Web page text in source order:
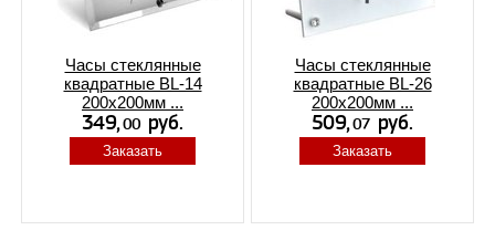
Часы стеклянные
квадратные BL-14
200x200мм ...
Заказать
Часы стеклянные
квадратные BL-26
200x200мм ...
Заказать